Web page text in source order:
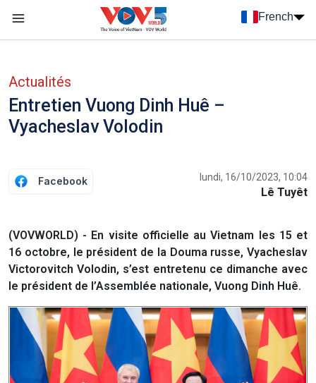
French
Actualités
Entretien Vuong Dinh Huê –
Vyacheslav Volodin
Facebook lundi, 16/10/2023, 10:04
Lê Tuyêt
(VOVWORLD) - En visite officielle au Vietnam les 15 et
16 octobre, le président de la Douma russe, Vyacheslav
Victorovitch Volodin, s’est entretenu ce dimanche avec
le président de l’Assemblée nationale, Vuong Dinh Huê.